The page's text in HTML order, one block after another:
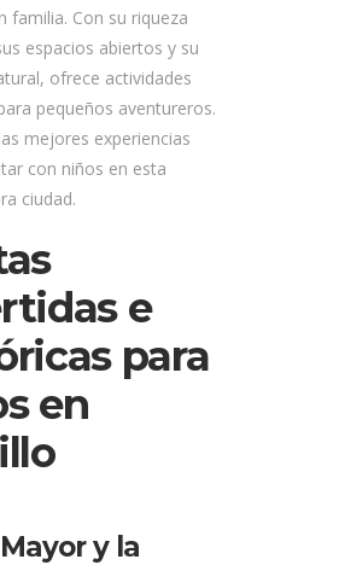
familia. Con su riqueza
espacios abiertos y su
ofrece actividades
pequeños aventureros.
mejores experiencias
con niños en esta
ciudad.
e
para
en
y la